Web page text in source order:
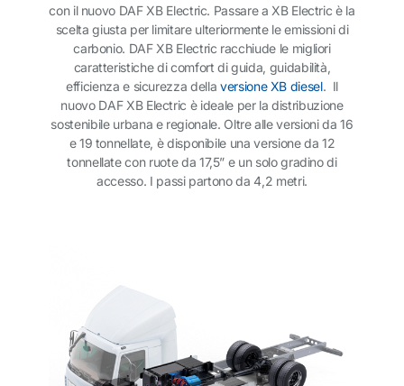
con il nuovo DAF XB Electric. Passare a XB Electric è la
scelta giusta per limitare ulteriormente le emissioni di
carbonio. DAF XB Electric racchiude le migliori
caratteristiche di comfort di guida, guidabilità,
efficienza e sicurezza della versione XB diesel. Il
nuovo DAF XB Electric è ideale per la distribuzione
sostenibile urbana e regionale. Oltre alle versioni da 16
e 19 tonnellate, è disponibile una versione da 12
tonnellate con ruote da 17,5” e un solo gradino di
accesso. I passi partono da 4,2 metri.